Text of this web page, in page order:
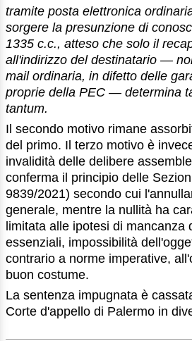
tramite posta elettronica
sorgere la presunzione di
1335 c.c., atteso che solo il
all'indirizzo del destinatario —
mail ordinaria, in difetto delle
proprie della PEC — determina
tantum.
Il secondo motivo rimane
del primo. Il terzo motivo è
invalidità delle delibere
conferma il principio delle
9839/2021) secondo cui
generale, mentre la nullità ha
limitata alle ipotesi di mancanza
essenziali, impossibilità
contrario a norme imperative,
buon costume.
La sentenza impugnata è
Corte d'appello di Palermo in